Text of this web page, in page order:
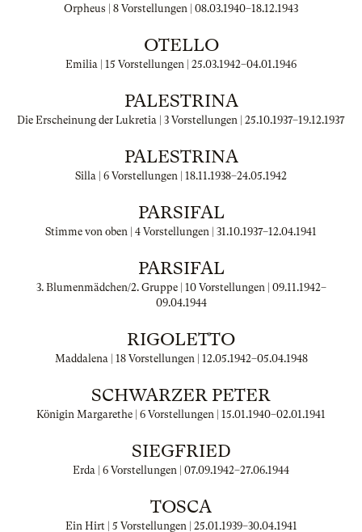
Orpheus | 8 Vorstellungen | 08.03.1940–18.12.1943
OTELLO
Emilia | 15 Vorstellungen | 25.03.1942–04.01.1946
PALESTRINA
Die Erscheinung der Lukretia | 3 Vorstellungen | 25.10.1937–19.12.1937
PALESTRINA
Silla | 6 Vorstellungen | 18.11.1938–24.05.1942
PARSIFAL
Stimme von oben | 4 Vorstellungen | 31.10.1937–12.04.1941
PARSIFAL
3. Blumenmädchen/2. Gruppe | 10 Vorstellungen | 09.11.1942–
09.04.1944
RIGOLETTO
Maddalena | 18 Vorstellungen | 12.05.1942–05.04.1948
SCHWARZER PETER
Königin Margarethe | 6 Vorstellungen | 15.01.1940–02.01.1941
SIEGFRIED
Erda | 6 Vorstellungen | 07.09.1942–27.06.1944
TOSCA
Ein Hirt | 5 Vorstellungen | 25.01.1939–30.04.1941